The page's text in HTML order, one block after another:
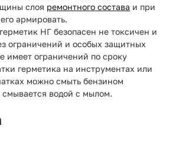
слоя ремонтного состава и при
армировать.
НГ безопасен не токсичен и
ограничений и особых защитных
имеет ограничений по сроку
герметика на инструментах или
можно смыть бензином
смывается водой с мылом.